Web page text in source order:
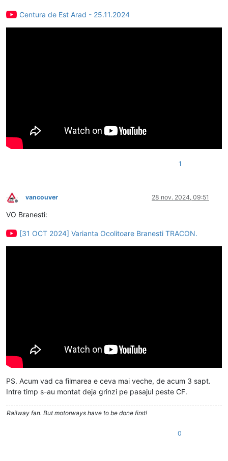
Centura de Est Arad - 25.11.2024
1
Deconectat
vancouver 28 nov. 2024, 09:51
VO Branesti:
[31 OCT 2024] Varianta Ocolitoare Branesti TRACON.
PS. Acum vad ca filmarea e ceva mai veche, de acum 3 sapt.
Intre timp s-au montat deja grinzi pe pasajul peste CF.
Railway fan. But motorways have to be done first!
0